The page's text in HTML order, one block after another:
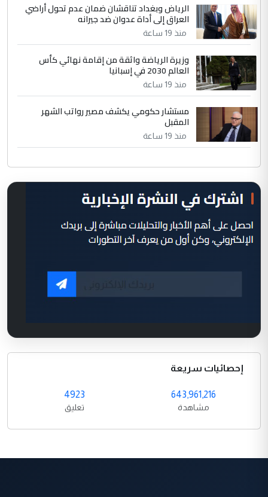
الرياض وبغداد تناقشان ضمان عدم تحول أراضي
العراق إلى أداة عدوان ضد جيرانه
منذ 19 ساعة
وزيرة الرياضة واثقة من إقامة نهائي كأس
العالم 2030 في إسبانيا
منذ 19 ساعة
مستشار حكومي يكشف مصير رواتب الشهر
المقبل
منذ 19 ساعة
إحصائيات سريعة
643,961,216
مشاهدة
4923
تعليق